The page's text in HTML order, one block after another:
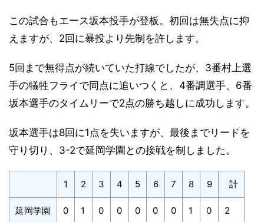
この試合もエース坂本投手が登板。初回は無失点に抑
えますが、2回に暴投より先制を許します。
5回まで無得点が続いていた打線でしたが、3番村上選
手の犠牲フライで同点に追いつくと、4番調選手、6番
坂本選手のタイムリーで2点の勝ち越しに成功します。
坂本選手は8回に1点を失いますが、最後までリードを
守り切り、3-2で延岡学園との接戦を制しました。
1 2 3 4 5 6 7 8 9 計
延岡学園 0 1 0 0 0 0 0 1 0 2